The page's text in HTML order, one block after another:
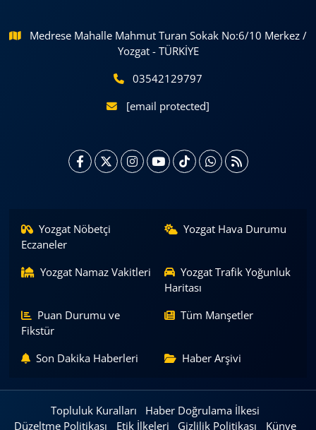
Medrese Mahalle Mahmut Turan Sokak No:6/10 Merkez /
Yozgat - TÜRKİYE
03542129797
[email protected]
Yozgat Nöbetçi
Eczaneler
Yozgat Hava Durumu
Yozgat Namaz Vakitleri
Yozgat Trafik Yoğunluk
Haritası
Puan Durumu ve
Fikstür
Tüm Manşetler
Son Dakika Haberleri Haber Arşivi
Topluluk Kuralları
Haber Doğrulama İlkesi
Düzeltme Politikası
Etik İlkeleri Gizlilik Politikası
Künye